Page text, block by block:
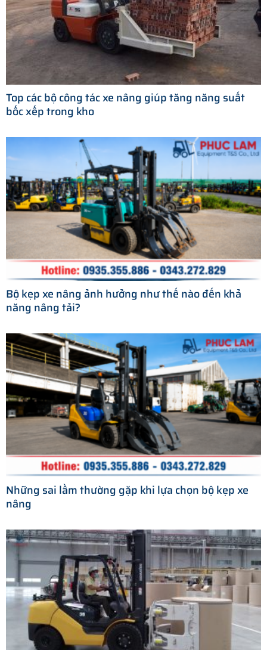
Top các bộ công tác xe nâng giúp tăng năng suất
bốc xếp trong kho
Bộ kẹp xe nâng ảnh hưởng như thế nào đến khả
năng nâng tải?
Những sai lầm thường gặp khi lựa chọn bộ kẹp xe
nâng